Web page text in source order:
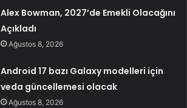
Alex Bowman, 2027’de Emekli Olacağını
Açıkladı
Ağustos 8, 2026
Android 17 bazı Galaxy modelleri için
veda güncellemesi olacak
Ağustos 8, 2026